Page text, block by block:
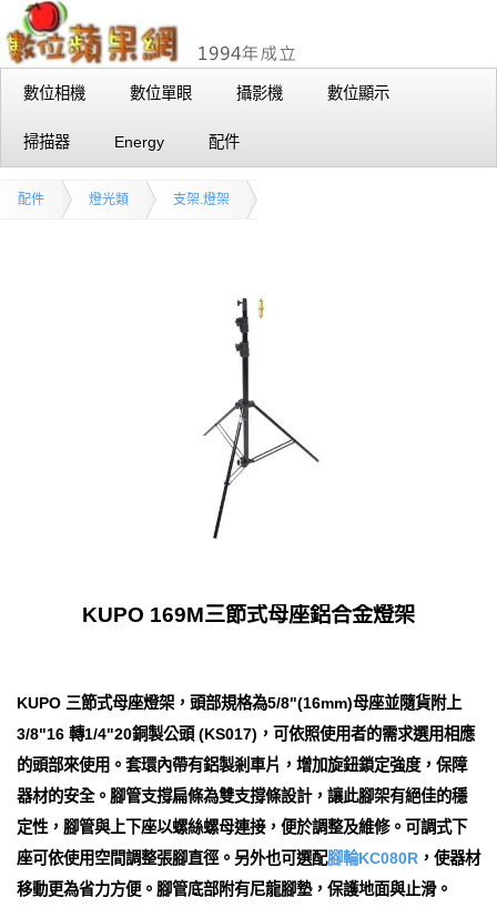
數位相機 數位單眼 攝影機 數位顯示
掃描器 Energy 配件
配件 燈光類 支架.燈架
KUPO 169M三節式母座鋁合金燈架
KUPO 三節式母座燈架，頭部規格為5/8"(16mm)母座並隨貨附上
3/8"16 轉1/4"20銅製公頭 (KS017)，可依照使用者的需求選用相應
的頭部來使用。套環內帶有鋁製剎車片，增加旋鈕鎖定強度，保障
器材的安全。腳管支撐扁條為雙支撐條設計，讓此腳架有絕佳的穩
定性，腳管與上下座以螺絲螺母連接，便於調整及維修。可調式下
座可依使用空間調整張腳直徑。另外也可選配腳輪KC080R ，使器材
移動更為省力方便。腳管底部附有尼龍腳墊，保護地面與止滑。